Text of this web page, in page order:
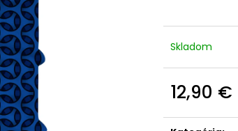
Skladom
12,90 €
cena: